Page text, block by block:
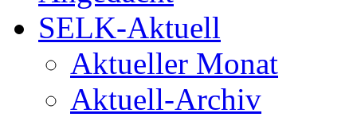
SELK-Aktuell
Aktueller Monat
Aktuell-Archiv